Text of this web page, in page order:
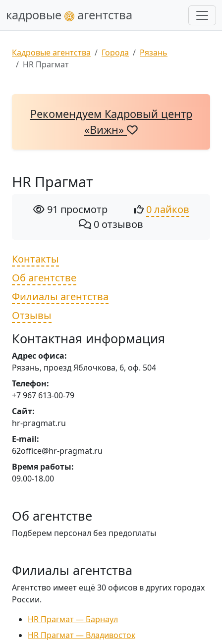
кадровые агентства
Кадровые агентства Города
Рязань
HR Прагмат
Рекомендуем Кадровый центр
«Вижн»
HR Прагмат
91 просмотр
0 лайков
0 отзывов
Контакты
Об агентстве
Филиалы агентства
Отзывы
Контактная информация
Адрес офиса:
Рязань, проезд Яблочкова, 6, оф. 504
Телефон:
+7 967 613-00-79
Сайт:
hr-pragmat.ru
E-mail:
62office@hr-pragmat.ru
Время работы:
09.00-18.00
Об агентстве
Подберем персонал без предоплаты
Филиалы агентства
Агентство имеет ещё 30 офисов в других городах
России.
HR Прагмат — Барнаул
HR Прагмат — Владивосток